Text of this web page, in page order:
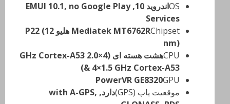
OS
اندروید 10, EMUI 10.1, no Google Play
Services
Chipset
Mediatek MT6762R هلیو P22 (12
nm)
CPU
هشت هسته ای (4×2.0 GHz Cortex-A53
& 4×1.5 GHz Cortex-A53)
GPU
PowerVR GE8320
موقعیت یاب (GPS)
دارد, with A-GPS,